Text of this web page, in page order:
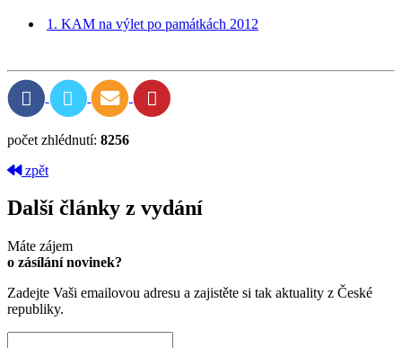
1. KAM na výlet po památkách 2012
počet zhlédnutí: 8256
zpět
Další články z vydání
Máte zájem
o zásílání novinek?
Zadejte Vaši emailovou adresu a zajistěte si tak aktuality z České
republiky.